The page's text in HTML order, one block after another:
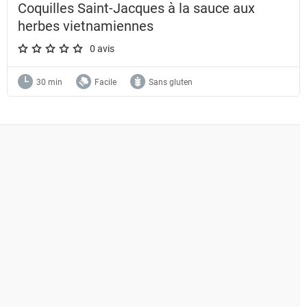
Coquilles Saint-Jacques à la sauce aux
herbes vietnamiennes
A star rating of 0 out of 5.
0 avis
30 min Facile Sans gluten